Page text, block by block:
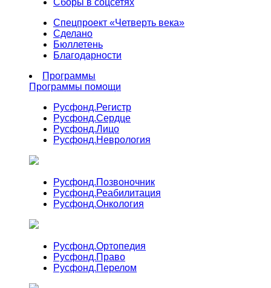
Сборы в соцсетях
Спецпроект «Четверть века»
Сделано
Бюллетень
Благодарности
Программы
Программы помощи
Русфонд.Регистр
Русфонд.Сердце
Русфонд.Лицо
Русфонд.Неврология
Русфонд.Позвоночник
Русфонд.Реабилитация
Русфонд.Онкология
Русфонд.Ортопедия
Русфонд.Право
Русфонд.Перелом